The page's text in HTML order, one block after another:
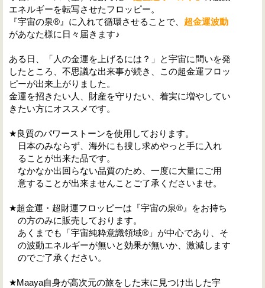
エネルギーを転写させたフロッピー。
『宇宙の泉®』に入れて循環させることで、 超金運波動
があなた様に日々届きます♪
ある日、「人の金運を上げるには？」と宇宙に問いを発
したところ、不思議な出来事が続き、この超金運フロッ
ピーが出来上がりました。
金運を招きたい人、財産を守りたい、着実に増やしてい
きたい方にオススメです。
★良質のパワーストーンを使用しております。
日本のみならず、海外にも捜し求めやっと手に入れ
ることが出来た品です。
なかなか出回らない品質のため、一度に大量にご用
意することが出来ませんことご了承くださいませ。
★超金運・超財運フロッピーは『宇宙の泉®』をお持ち
の方のみに販売しております。
あくまでも「宇宙純粋意識領域®」が中心であり、そ
の波動エネルギーが無いと効果が無いか、激減します
のでご了承ください。
★Maaya自身が高次元の旅をした末に見つけ出した宇